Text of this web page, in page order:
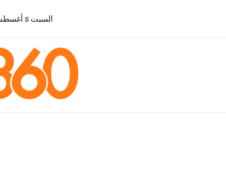
السبت 8